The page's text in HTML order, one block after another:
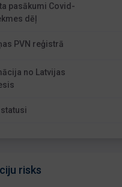
pasākumi Covid-
dēļ
PVN reģistrā
no Latvijas
risks